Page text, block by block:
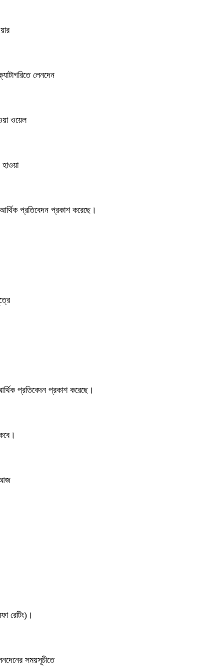
লেনদেন
ওয়েল
প্রতিবেদন প্রকাশ করেছে।
প্রতিবেদন প্রকাশ করেছে।
আজ
রেটিং)।
সময়সূচীতে